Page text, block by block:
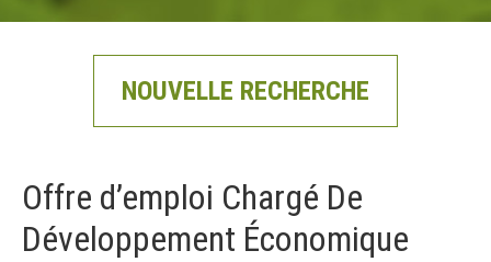
NOUVELLE RECHERCHE
Offre d’emploi Chargé De
Développement Économique